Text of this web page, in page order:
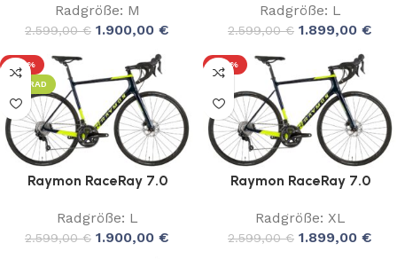
Radgröße: M
2.599,00€ 1.900,00 €
Radgröße: L
2.599,00€ 1.899,00 €
-27%
LEIHRAD
Raymon RaceRay 7.0
Radgröße: L
2.599,00€ 1.900,00 €
-27%
Raymon RaceRay 7.0
Radgröße: XL
2.599,00€ 1.899,00 €